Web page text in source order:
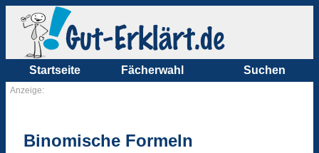
Startseite Fächerwahl Suchen
Anzeige:
Binomische Formeln